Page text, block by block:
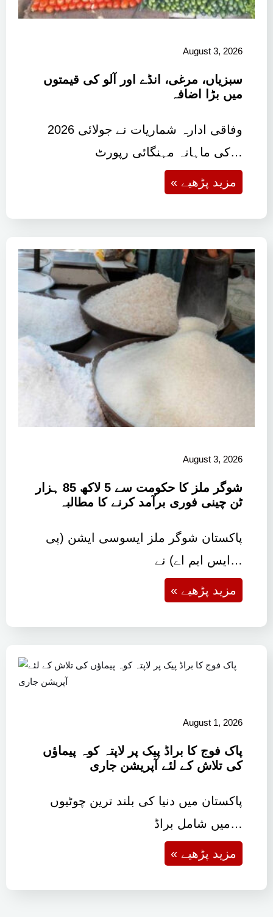
August 3, 2026
سبزیاں، مرغی، انڈے اور آلو کی قیمتوں
میں بڑا اضافہ
وفاقی ادارہ شماریات نے جولائی 2026
کی ماہانہ مہنگائی رپورٹ…
« مزید پڑھیے
August 3, 2026
شوگر ملز کا حکومت سے 5 لاکھ 85 ہزار
ٹن چینی فوری برآمد کرنے کا مطالبہ
پاکستان شوگر ملز ایسوسی ایشن (پی
ایس ایم اے) نے…
« مزید پڑھیے
August 1, 2026
پاک فوج کا براڈ پیک پر لاپتہ کوہ پیماؤں
کی تلاش کے لئے آپریشن جاری
پاکستان میں دنیا کی بلند ترین چوٹیوں
میں شامل براڈ…
« مزید پڑھیے